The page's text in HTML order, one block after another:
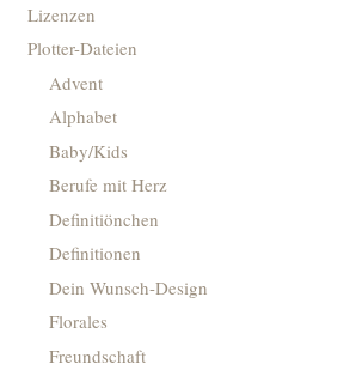
Lizenzen
Plotter-Dateien
Advent
Alphabet
Baby/Kids
Berufe mit Herz
Definitiönchen
Definitionen
Dein Wunsch-Design
Florales
Freundschaft